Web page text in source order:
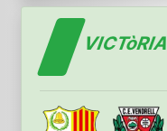
VICTòRIA